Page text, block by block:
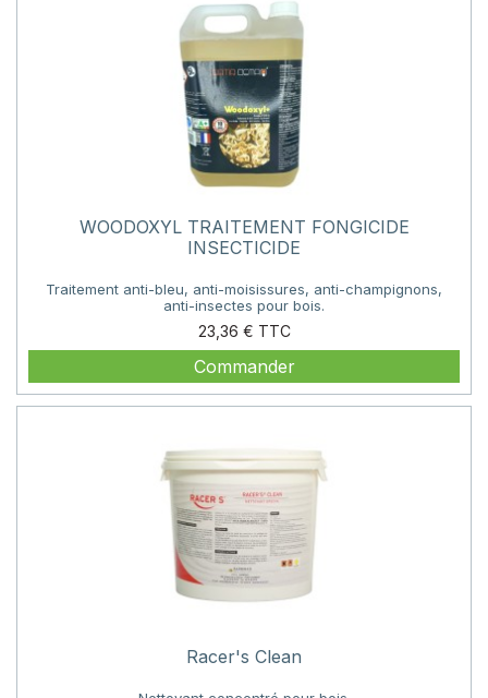
WOODOXYL TRAITEMENT FONGICIDE
INSECTICIDE
Traitement anti-bleu, anti-moisissures, anti-champignons,
anti-insectes pour bois.
23,36 €
Prix
Commander
Racer's Clean